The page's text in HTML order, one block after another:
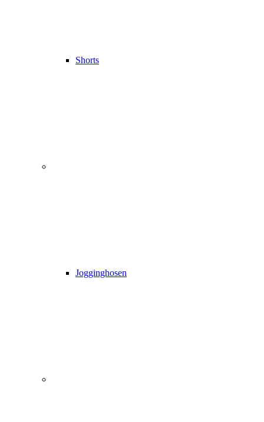
Shorts
Jogginghosen